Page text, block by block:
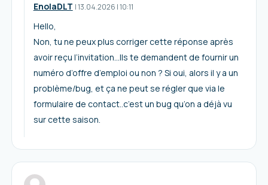
EnolaDLT I13.04.2026 |10:11
Hello,
Non, tu ne peux plus corriger cette réponse après
avoir reçu l’invitation…Ils te demandent de fournir un
numéro d’offre d’emploi ou non ? Si oui, alors il y a un
problème/bug, et ça ne peut se régler que via le
formulaire de contact..c’est un bug qu’on a déjà vu
sur cette saison.